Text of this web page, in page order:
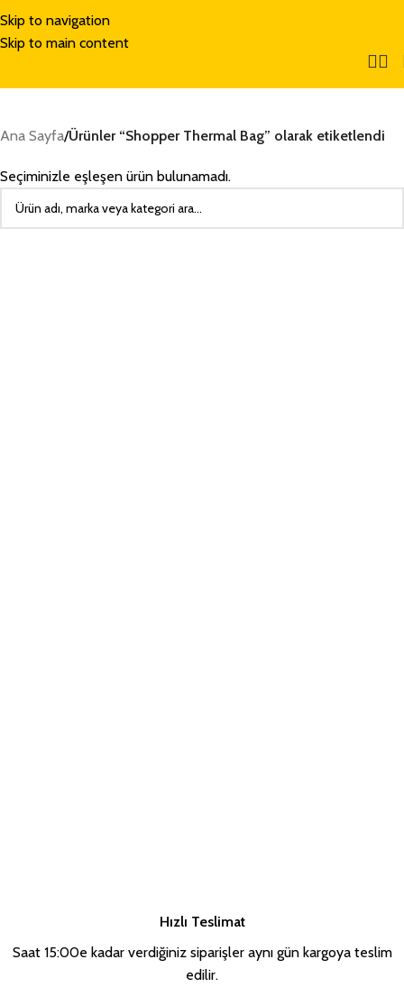
Skip to navigation
Skip to main content
Ana Sayfa/Ürünler “Shopper Thermal Bag” olarak etiketlendi
Seçiminizle eşleşen ürün bulunamadı.
Hızlı Teslimat
Saat 15:00e kadar verdiğiniz siparişler aynı gün kargoya teslim
edilir.